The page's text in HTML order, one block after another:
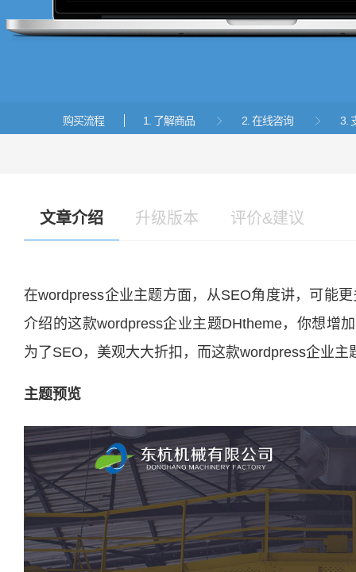
购买流程 1. 了解商品  2. 在线咨询  3.
文章介绍 升级版本 评价&建议
在wordpress企业主题方面，从SEO角度讲，可能
介绍的这款wordpress企业主题DHtheme，你想增
为了SEO，美观大大折扣，而这款wordpress企业主
主题预览